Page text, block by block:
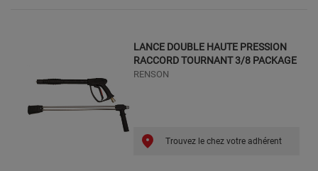
LANCE DOUBLE HAUTE PRESSION
RACCORD TOURNANT 3/8 PACKAGE
RENSON
Trouvez le chez votre adhérent